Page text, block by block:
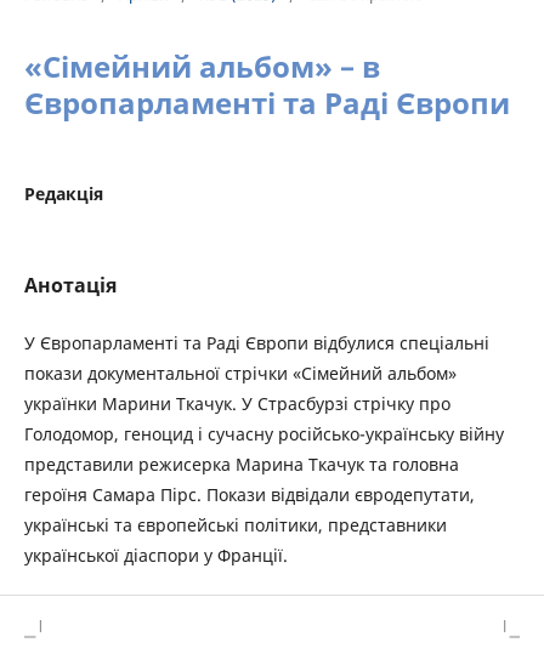
«Сімейний альбом» – в
Європарламенті та Раді Європи
Редакція
Анотація
У Європарламенті та Раді Європи відбулися спеціальні
покази документальної стрічки «Сімейний альбом»
українки Марини Ткачук. У Страсбурзі стрічку про
Голодомор, геноцид і сучасну російсько-українську війну
представили режисерка Марина Ткачук та головна
героїня Самара Пірс. Покази відвідали євродепутати,
українські та європейські політики, представники
української діаспори у Франції.